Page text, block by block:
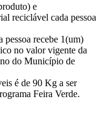
e
reciclável cada pessoa
pessoa recebe 1(um)
no valor vigente da
do Município de
é de 90 Kg a ser
Feira Verde.